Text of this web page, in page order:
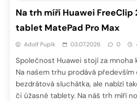
Na trh míří Huawei FreeClip
tablet MatePad Pro Max
Adolf Pupík 03.07.2026 0
Společnost Huawei stojí za mnoha
Na našem trhu prodává
bezdrátová sluchátka, ale nabízí
či úžasné tablety. Na náš trh míří